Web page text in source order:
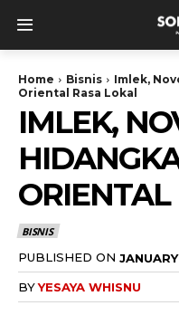
Home Bisnis
Imlek,
Oriental Rasa Lokal
IMLEK,
BISNIS
PUBLISHED ON
BYYESAYA WHISNU